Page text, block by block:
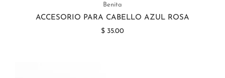
Benita
ACCESORIO PARA CABELLO AZUL ROSA
$ 35.00